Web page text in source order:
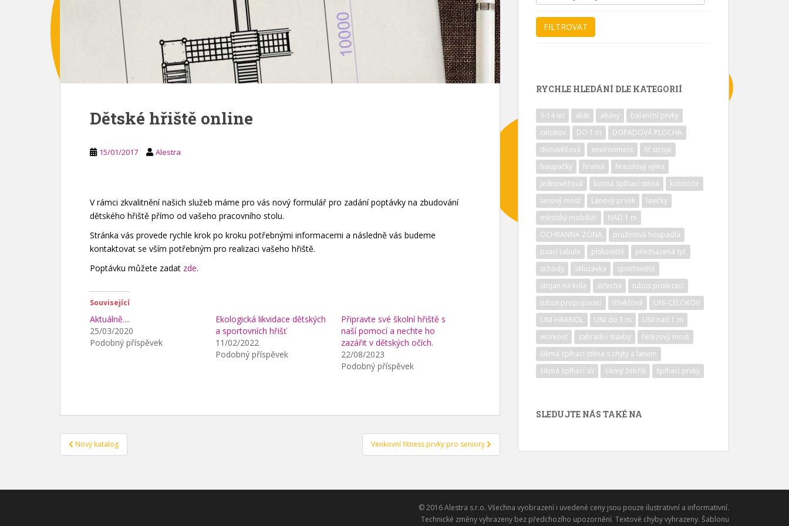
Dětské hřiště online
15/01/2017 Alestra
V rámci zkvalitnění našich služeb máme pro vás nový formulář pro zadání poptávky na zbudování
dětského hřiště přímo od vašeho pracovního stolu.
Stránka vás provede rychle krok po kroku potřebnými informacemi a následně vás budeme
kontaktovat se vším potřebným pro realizaci vašeho hřiště.
Poptávku můžete zadat zde.
Související
Aktuálně....
25/03/2020
Podobný příspěvek
Ekologická likvidace dětských
a sportovních hřišť
11/02/2022
Podobný příspěvek
Připravte své školní hřiště s
naší pomocí a nechte ho
zazářit v dětských očích.
22/08/2023
Podobný příspěvek
Navigace
pro
Nový katalog Venkovní fitness prvky pro seniory
RYCHLE HLEDÁNÍ DLE KATEGORIÍ
3-14 let akát altány
balanční prvky
celokov
DO 1 m
DOPADOVÁ PLOCHA
dvouvěžová
environment
fit stroje
houpačky
hranol
hrazdový výlez
jednověžová
kolmá šplhací stěna
kolotoče
lanový most
Lanový prvek
lavičky
městský mobiliář
NAD 1 m
OCHRANNÁ ZÓNA
pružinová houpadla
psací tabule
pískoviště
předsazená tyč
schody
skluzavka
sportoviště
stojan na kola
střecha
tubus prolezací
tubus propojovací
třívěžová
UNI-CELOKOV
UNI-HRANOL
UNI do 1 m
UNI nad 1 m
workout
zahradní stavby
řetězový most
šikmá šplhací stěna s chyty a lanem
šikmá šplhací síť
šikmý žebřík šplhací prvky
SLEDUJTE NÁS TAKÉ NA
© 2016 Alestra s.r.o. Všechna vyobrazení i uvedené ceny jsou pouze ilustrativní a informativní.
Technické změny vyhrazeny bez předchozího upozornění. Textové chyby vyhrazeny. Šablonu